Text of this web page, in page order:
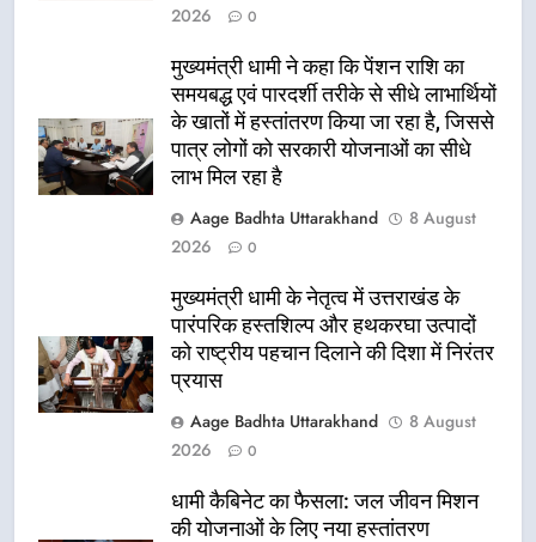
2026
0
मुख्यमंत्री धामी ने कहा कि पेंशन राशि का
समयबद्ध एवं पारदर्शी तरीके से सीधे लाभार्थियों
के खातों में हस्तांतरण किया जा रहा है, जिससे
पात्र लोगों को सरकारी योजनाओं का सीधे
लाभ मिल रहा है
Aage Badhta Uttarakhand
8 August
2026
0
मुख्यमंत्री धामी के नेतृत्व में उत्तराखंड के
पारंपरिक हस्तशिल्प और हथकरघा उत्पादों
को राष्ट्रीय पहचान दिलाने की दिशा में निरंतर
प्रयास
Aage Badhta Uttarakhand
8 August
2026
0
धामी कैबिनेट का फैसला: जल जीवन मिशन
की योजनाओं के लिए नया हस्तांतरण